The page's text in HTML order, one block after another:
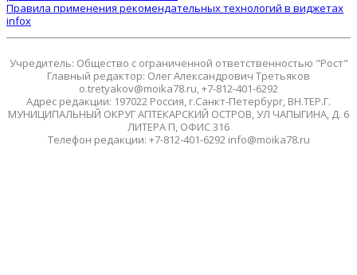
Правила применения рекомендательных технологий в виджетах
infox
Учредитель: Общество с ограниченной ответственностью "Рост"
Главный редактор: Олег Александрович Третьяков
o.tretyakov@moika78.ru, +7-812-401-6292
Адрес редакции: 197022 Россия, г.Санкт-Петербург, ВН.ТЕР.Г.
МУНИЦИПАЛЬНЫЙ ОКРУГ АПТЕКАРСКИЙ ОСТРОВ, УЛ ЧАПЫГИНА, Д. 6
ЛИТЕРА П, ОФИС 316
Телефон редакции: +7-812-401-6292 info@moika78.ru